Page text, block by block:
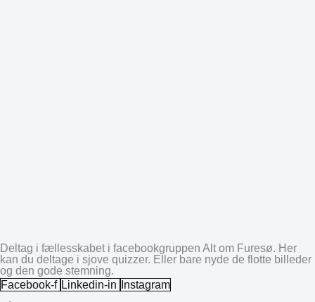
Deltag i fællesskabet i facebookgruppen Alt om Furesø. Her
kan du deltage i sjove quizzer. Eller bare nyde de flotte billeder
og den gode stemning.
Facebook-f Linkedin-in
Instagram